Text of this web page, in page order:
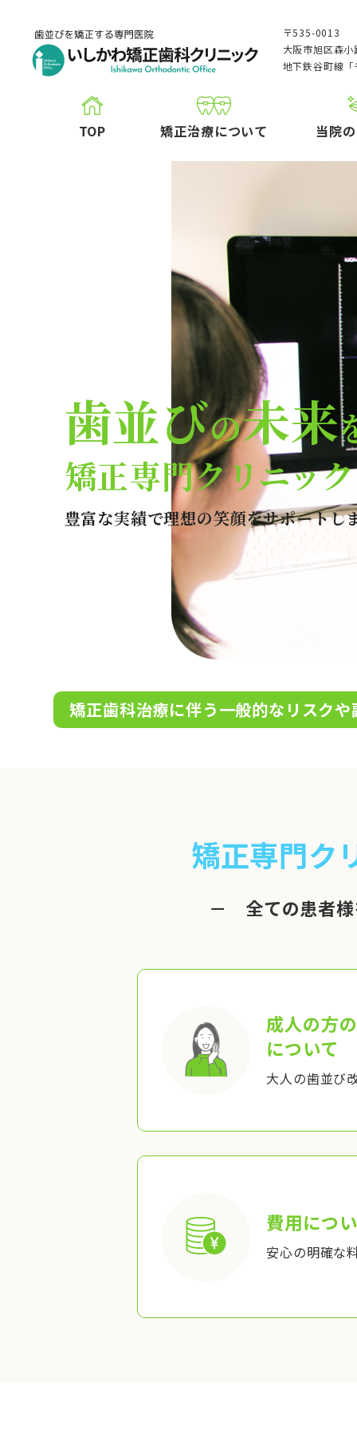
〒535-0013
大阪市旭区森
地下鉄谷町線
TOP 矯正治療について 当院
歯並びの未来
矯正専門クリニック
豊富な実績で理想の笑顔をサポートし
矯正歯科治療に伴う一般的なリスク
矯正専門ク
－ 全ての患者
成人の方
について
大人の歯並び
費用につ
安心の明確な